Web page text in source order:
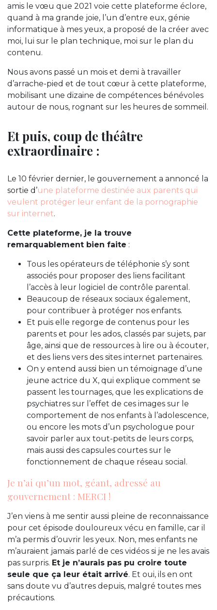
amis le vœu que 2021 voie cette plateforme éclore,
quand à ma grande joie, l’un d’entre eux, génie
informatique à mes yeux, a proposé de la créer avec
moi, lui sur le plan technique, moi sur le plan du
contenu.
Nous avons passé un mois et demi à travailler
d’arrache-pied et de tout cœur à cette plateforme,
mobilisant une dizaine de compétences bénévoles
autour de nous, rognant sur les heures de sommeil.
Et puis, coup de théâtre
extraordinaire :
Le 10 février dernier, le gouvernement a annoncé la
sortie d’une plateforme destinée aux parents qui
veulent protéger leur enfant de la pornographie
sur internet.
Cette plateforme, je la trouve
remarquablement bien faite :
Tous les opérateurs de téléphonie s’y sont
associés pour proposer des liens facilitant
l’accès à leur logiciel de contrôle parental.
Beaucoup de réseaux sociaux également,
pour contribuer à protéger nos enfants.
Et puis elle regorge de contenus pour les
parents et pour les ados, classés par sujets, par
âge, ainsi que de ressources à lire ou à écouter,
et des liens vers des sites internet partenaires.
On y entend aussi bien un témoignage d’une
jeune actrice du X, qui explique comment se
passent les tournages, que les explications de
psychiatres sur l’effet de ces images sur le
comportement de nos enfants à l’adolescence,
ou encore les mots d’un psychologue pour
savoir parler aux tout-petits de leurs corps,
mais aussi des capsules courtes sur le
fonctionnement de chaque réseau social.
Je n’ai qu’un mot, géant, adressé au
gouvernement : MERCI !
J’en viens à me sentir aussi pleine de reconnaissance
pour cet épisode douloureux vécu en famille, car il
m’a permis d’ouvrir les yeux. Non, mes enfants ne
m’auraient jamais parlé de ces vidéos si je ne les avais
pas surpris. Et je n’aurais pas pu croire toute
seule que ça leur était arrivé. Et oui, ils en ont
sans doute vu d’autres depuis, malgré toutes mes
précautions.